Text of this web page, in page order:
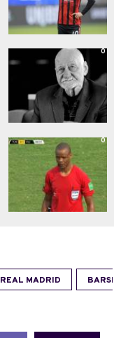
0
0
REAL MADRID